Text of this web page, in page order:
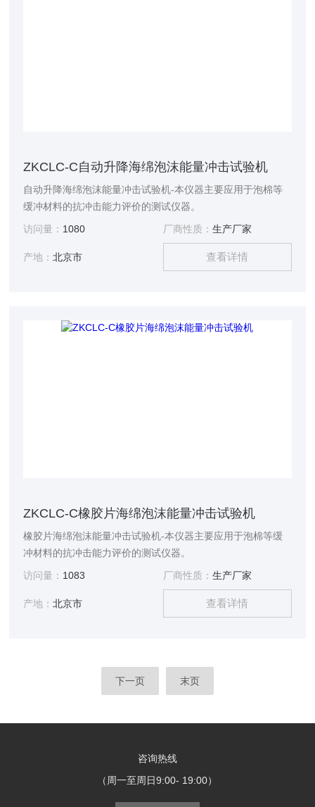
ZKCLC-C自动升降海绵泡沫能量冲击试验机
自动升降海绵泡沫能量冲击试验机-本仪器主要应用于泡棉等
缓冲材料的抗冲击能力评价的测试仪器。
访问量： 1080 厂商性质： 生产厂家
产地：北京市 查看详情
ZKCLC-C橡胶片海绵泡沫能量冲击试验机
橡胶片海绵泡沫能量冲击试验机-本仪器主要应用于泡棉等缓
冲材料的抗冲击能力评价的测试仪器。
访问量： 1083 厂商性质： 生产厂家
产地：北京市 查看详情
下一页 末页
咨询热线
（周一至周日9:00- 19:00）